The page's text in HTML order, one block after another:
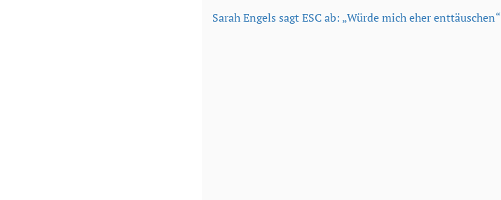
Sarah Engels sagt ESC ab: „Würde mich eher enttäuschen“